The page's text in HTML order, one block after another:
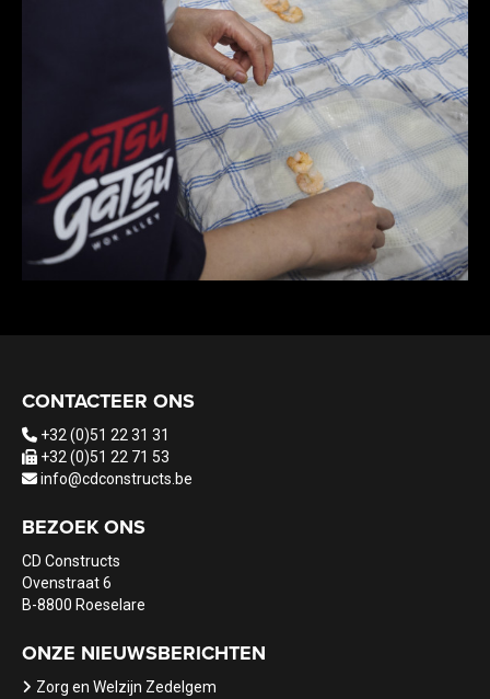
CONTACTEER ONS
+32 (0)51 22 31 31
+32 (0)51 22 71 53
info@cdconstructs.be
BEZOEK ONS
CD Constructs
Ovenstraat 6
B-8800 Roeselare
ONZE NIEUWSBERICHTEN
Zorg en Welzijn Zedelgem